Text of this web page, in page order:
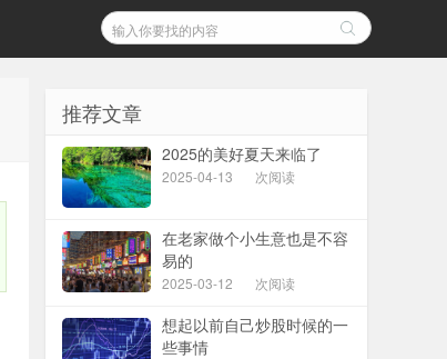
推荐文章
2025的美好夏天来临了
2025-04-13 次阅读
在老家做个小生意也是不容
易的
2025-03-12 次阅读
想起以前自己炒股时候的一
些事情